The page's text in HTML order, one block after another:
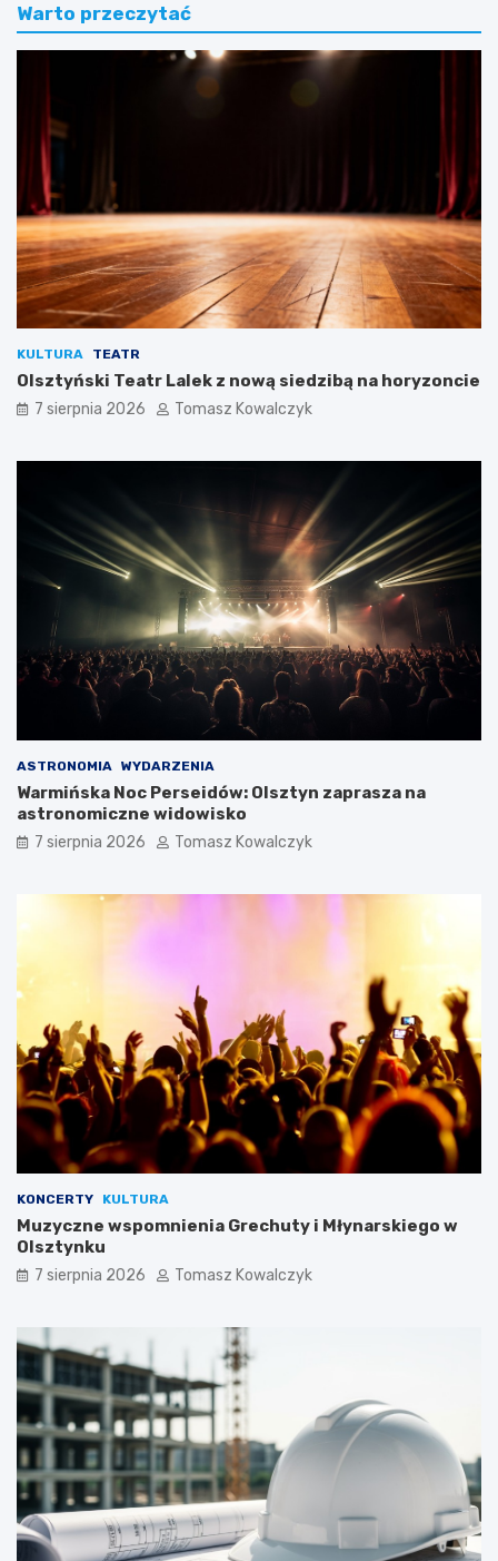
Warto przeczytać
KULTURA TEATR
Olsztyński Teatr Lalek z nową siedzibą na horyzoncie
7 sierpnia 2026 Tomasz Kowalczyk
ASTRONOMIA WYDARZENIA
Warmińska Noc Perseidów: Olsztyn zaprasza na
astronomiczne widowisko
7 sierpnia 2026 Tomasz Kowalczyk
KONCERTY KULTURA
Muzyczne wspomnienia Grechuty i Młynarskiego w
Olsztynku
7 sierpnia 2026 Tomasz Kowalczyk